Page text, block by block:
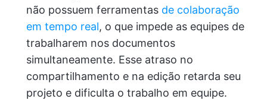
não possuem ferramentas de colaboração
em tempo real, o que impede as equipes de
trabalharem nos documentos
simultaneamente. Esse atraso no
compartilhamento e na edição retarda seu
projeto e dificulta o trabalho em equipe.